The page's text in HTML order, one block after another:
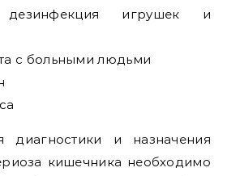
игрушек и
с больными людьми
диагностики и назначения
кишечника необходимо